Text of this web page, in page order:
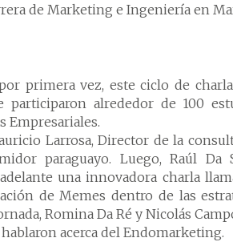
de Marketing e Ingeniería en
primera vez, este ciclo de
participaron alrededor de 100
Empresariales.
Larrosa, Director de la
paraguayo. Luego, Raúl Da
una innovadora charla
de Memes dentro de las
Romina Da Ré y Nicolás
acerca del Endomarketing.